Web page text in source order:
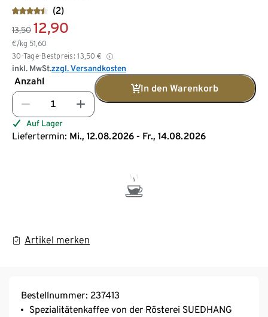
(2)
13,50 12,90
€/kg 51,60
30-Tage-Bestpreis: 13,50 €
inkl. MwSt.zzgl. Versandkosten
Anzahl
In den Warenkorb
Auf Lager
Liefertermin: Mi., 12.08.2026 - Fr., 14.08.2026
Artikel merken
Bestellnummer: 237413
Spezialitätenkaffee von der Rösterei SUEDHANG